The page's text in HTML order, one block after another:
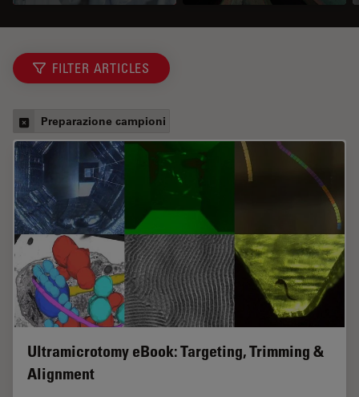
FILTER ARTICLES
Preparazione campioni
Ultramicrotomy eBook: Targeting, Trimming &
Alignment